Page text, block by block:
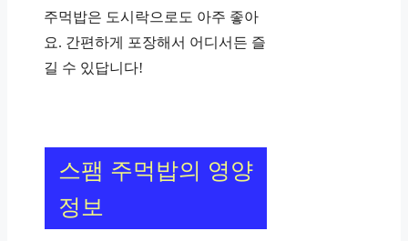
주먹밥은 도시락으로도 아주 좋아
요. 간편하게 포장해서 어디서든 즐
길 수 있답니다!
스팸 주먹밥의 영양
정보